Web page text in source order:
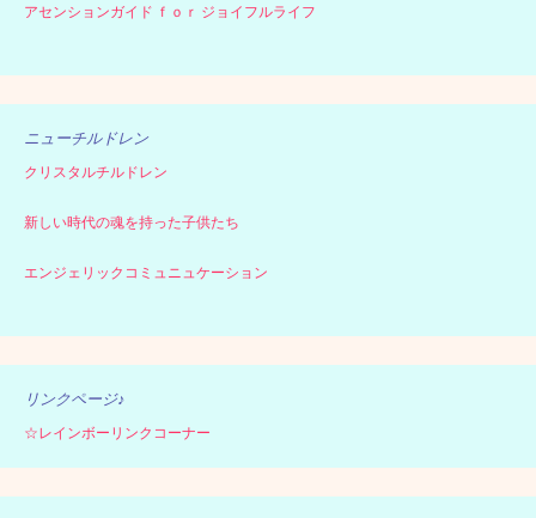
アセンションガイド ｆｏｒ ジョイフルライフ
ニューチルドレン
クリスタルチルドレン
新しい時代の魂を持った子供たち
エンジェリックコミュニュケーション
リンクページ♪
☆レインボーリンクコーナー